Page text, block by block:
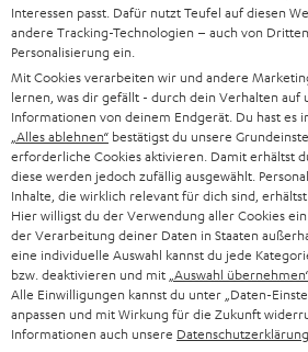
Super schöne Anlage und einfach für
Extrem guter und hochwertiger Sound.
Einstellmöglichkeiten. Bedienungsan
Komplette Bewertung lesen
Franz W.
Einfach nur Wow
Haben lange die Anlage im Blick gehabt
Stube...👍 der Postbote hat sich
Interessen passt. Dafür nutzt Teufel auf diesen
andere Tracking-Technologien – auch von
Personalisierung ein.
Mit Cookies verarbeiten wir und andere
lernen, was dir gefällt - durch dein Verhalten auf
Informationen von deinem Endgerät. Du hast es
„Alles ablehnen“ bestätigst du unsere
erforderliche Cookies aktivieren. Damit erhältst
diese werden jedoch zufällig ausgewählt.
Inhalte, die wirklich relevant für dich sind,
Hier willigst du der Verwendung aller Cookies
der Verarbeitung deiner Daten in Staaten
eine individuelle Auswahl kannst du jede
bzw. deaktivieren und mit „Auswahl
Alle Einwilligungen kannst du unter „Daten-
anpassen und mit Wirkung für die Zukunft
Informationen auch unsere Datenschutzerklärung